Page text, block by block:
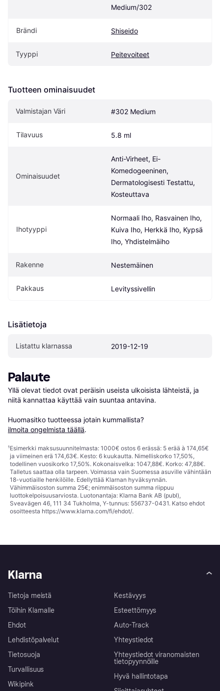
Medium/302
Brändi Shiseido
Tyyppi Peitevoiteet
Tuotteen ominaisuudet
Valmistajan Väri #302 Medium
Tilavuus 5.8 ml
Ominaisuudet
Anti-Virheet, Ei-
Komedogeeninen,
Dermatologisesti Testattu,
Kosteuttava
Ihotyyppi
Normaali Iho, Rasvainen Iho,
Kuiva Iho, Herkkä Iho, Kypsä
Iho, Yhdistelmäiho
Rakenne Nestemäinen
Pakkaus Levityssivellin
Lisätietoja
Listattu klarnassa 2019-12-19
Palaute
Yllä olevat tiedot ovat peräisin useista ulkoisista lähteistä, ja
niitä kannattaa käyttää vain suuntaa antavina.
Huomasitko tuotteessa jotain kummallista?
ilmoita ongelmista täällä.
¹Esimerkki maksusuunnitelmasta: 1000€ ostos 6 erässä: 5 erää à 174,65€
ja viimeinen erä 174,63€. Kesto: 6 kuukautta. Nimelliskorko 17,50%,
todellinen vuosikorko 17,50%. Kokonaisvelka: 1047,88€. Korko: 47,88€.
Talletus saattaa olla tarpeen. Voimassa vain Suomessa asuville vähintään
18-vuotiaille henkilöille. Edellyttää Klarnan hyväksynnän.
Vähimmäisoston summa 25€; enimmäisoston summa riippuu
luottokelpoisuusarviosta. Luotonantaja: Klarna Bank AB (publ),
Sveavägen 46, 111 34 Tukholma, Y-tunnus: 556737-0431. Katso ehdot
osoitteesta https://www.klarna.com/fi/ehdot/.
Klarna
Tietoja meistä
Töihin Klarnalle
Ehdot
Lehdistöpalvelut
Tietosuoja
Turvallisuus
Wikipink
Kestävyys
Esteettömyys
Auto-Track
Yhteystiedot
Yhteystiedot viranomaisten
tietopyynnöille
Hyvä hallintotapa